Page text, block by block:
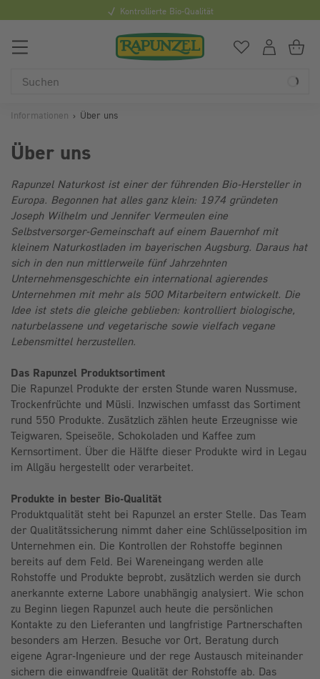
Kontrollierte Bio-Qualität
Du hast0
Informationen Über uns
Über uns
Rapunzel Naturkost ist einer der führenden Bio-Hersteller in
Europa. Begonnen hat alles ganz klein: 1974 gründeten
Joseph Wilhelm und Jennifer Vermeulen eine
Selbstversorger-Gemeinschaft auf einem Bauernhof mit
kleinem Naturkostladen im bayerischen Augsburg. Daraus hat
sich in den nun mittlerweile fünf Jahrzehnten
Unternehmensgeschichte ein international agierendes
Unternehmen mit mehr als 500 Mitarbeitern entwickelt. Die
Idee ist stets die gleiche geblieben: kontrolliert biologische,
naturbelassene und vegetarische sowie vielfach vegane
Lebensmittel herzustellen.
Das Rapunzel Produktsortiment
Die Rapunzel Produkte der ersten Stunde waren Nussmuse,
Trockenfrüchte und Müsli. Inzwischen umfasst das Sortiment
rund 550 Produkte. Zusätzlich zählen heute Erzeugnisse wie
Teigwaren, Speiseöle, Schokoladen und Kaffee zum
Kernsortiment. Über die Hälfte dieser Produkte wird in Legau
im Allgäu hergestellt oder verarbeitet.
Produkte in bester Bio-Qualität
Produktqualität steht bei Rapunzel an erster Stelle. Das Team
der Qualitätssicherung nimmt daher eine Schlüsselposition im
Unternehmen ein. Die Kontrollen der Rohstoffe beginnen
bereits auf dem Feld. Bei Wareneingang werden alle
Rohstoffe und Produkte beprobt, zusätzlich werden sie durch
anerkannte externe Labore unabhängig analysiert. Wie schon
zu Beginn liegen Rapunzel auch heute die persönlichen
Kontakte zu den Lieferanten und langfristige Partnerschaften
besonders am Herzen. Besuche vor Ort, Beratung durch
eigene Agrar-Ingenieure und der rege Austausch miteinander
sichern die einwandfreie Qualität der Rohstoffe ab. Das